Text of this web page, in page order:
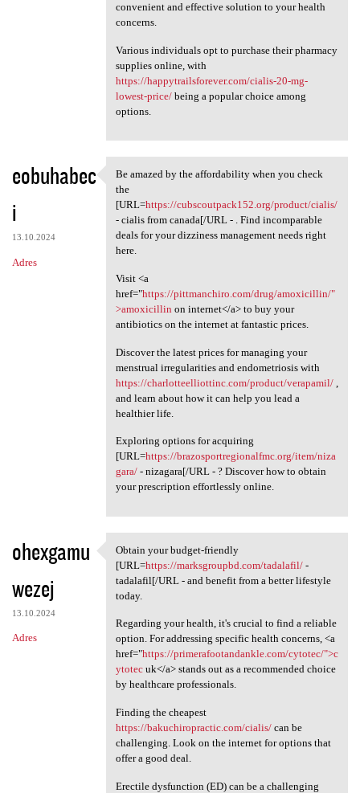
convenient and effective solution to your health
concerns.
Various individuals opt to purchase their pharmacy
supplies online, with
https://happytrailsforever.com/cialis-20-mg-
lowest-price/being a popular choice among
options.
eobuhabec
i
13.10.2024
Adres
Be amazed by the
Be amazed by the affordability when you check
the
[URL=https://cubscoutpack152.org/product/cialis/
- cialis from canada[/URL - . Find incomparable
deals for your dizziness management needs right
here.
Visit <a
href="https://pittmanchiro.com/drug/amoxicillin/"
>amoxicillin on internet</a> to buy your
antibiotics on the internet at fantastic prices.
Discover the latest prices for managing your
menstrual irregularities and endometriosis with
https://charlotteelliottinc.com/product/verapamil/,
and learn about how it can help you lead a
healthier life.
Exploring options for acquiring
[URL=https://brazosportregionalfmc.org/item/niza
gara/- nizagara[/URL - ? Discover how to obtain
your prescription effortlessly online.
ohexgamu
wezej
13.10.2024
Adres
Obtain your budget-friendly
Obtain your budget-friendly
[URL=https://marksgroupbd.com/tadalafil/-
tadalafil[/URL - and benefit from a better lifestyle
today.
Regarding your health, it's crucial to find a reliable
option. For addressing specific health concerns, <a
href="https://primerafootandankle.com/cytotec/">c
ytotecuk</a> stands out as a recommended choice
by healthcare professionals.
Finding the cheapest
https://bakuchiropractic.com/cialis/can be
challenging. Look on the internet for options that
offer a good deal.
Erectile dysfunction (ED) can be a challenging